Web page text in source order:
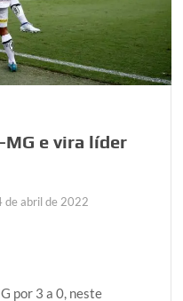
MG e vira líder
de abril de 2022
por 3 a 0, neste